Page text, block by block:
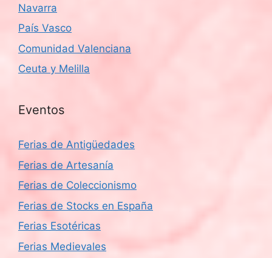
Navarra
País Vasco
Comunidad Valenciana
Ceuta y Melilla
Eventos
Ferias de Antigüedades
Ferias de Artesanía
Ferias de Coleccionismo
Ferias de Stocks en España
Ferias Esotéricas
Ferias Medievales